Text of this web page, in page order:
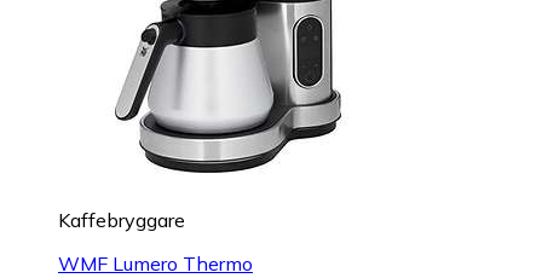
Kaffebryggare
WMF Lumero Thermo